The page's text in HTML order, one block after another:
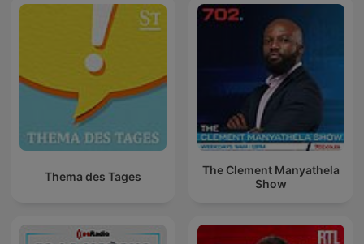
Thema des Tages
The Clement Manyathela
Show